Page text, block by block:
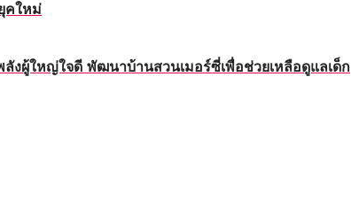
คใหม่
ผู้ใหญ่ใจดี พัฒนาบ้านสวนเมอร์ซี่เพื่อช่วยเหลือดูแลเด็ก